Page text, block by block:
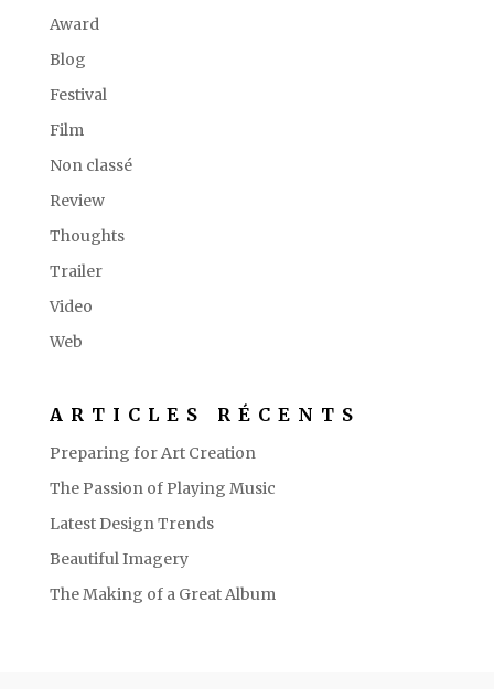
Award
Blog
Festival
Film
Non classé
Review
Thoughts
Trailer
Video
Web
ARTICLES RÉCENTS
Preparing for Art Creation
The Passion of Playing Music
Latest Design Trends
Beautiful Imagery
The Making of a Great Album